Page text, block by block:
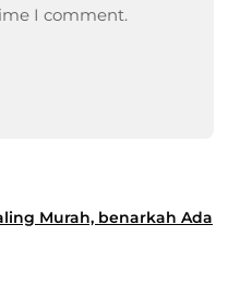
I comment.
benarkah Ada